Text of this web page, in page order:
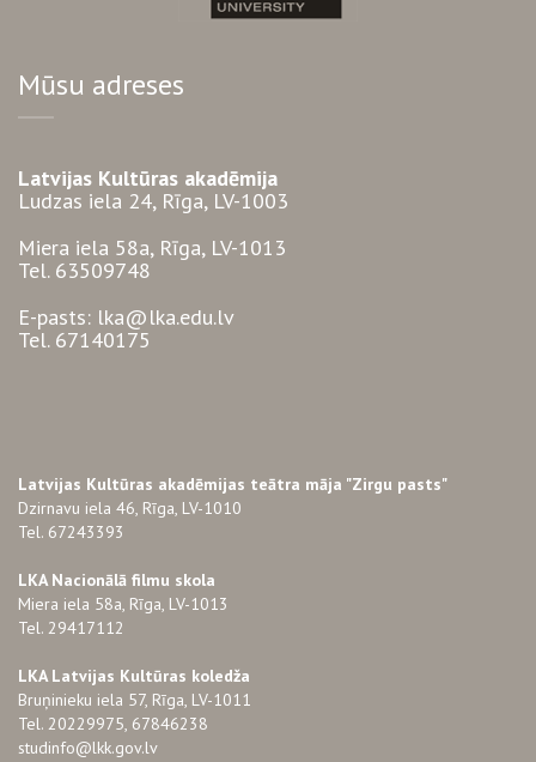
Mūsu adreses
Latvijas Kultūras akadēmija
Ludzas iela 24, Rīga, LV-1003
Miera iela 58a, Rīga, LV-1013
Tel. 63509748
E-pasts: lka@lka.edu.lv
Tel. 67140175
Latvijas Kultūras akadēmijas teātra māja "Zirgu pasts"
Dzirnavu iela 46, Rīga, LV-1010
Tel. 67243393
LKA Nacionālā filmu skola
Miera iela 58a, Rīga, LV-1013
Tel. 29417112
LKA Latvijas Kultūras koledža
Bruņinieku iela 57, Rīga, LV-1011
Tel. 20229975, 67846238
studinfo@lkk.gov.lv